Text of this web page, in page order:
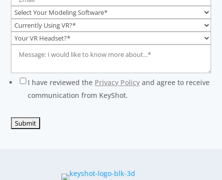
I have reviewed the Privacy Policy and agree to receive
communication from KeyShot.